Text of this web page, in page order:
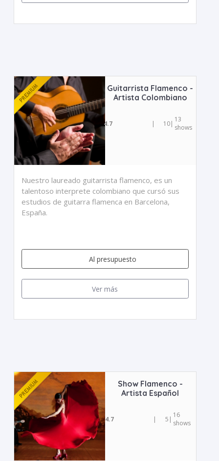
Guitarrista Flamenco -
Artista Colombiano
4.7 | 10| 13
shows
Nuestro laureado guitarrista flamenco, es un
talentoso interprete colombiano que cursó sus
estudios de guitarra flamenca en Barcelona,
España.
Al presupuesto
Ver más
Show Flamenco -
Artista Español
4.7 | 5 | 16
shows